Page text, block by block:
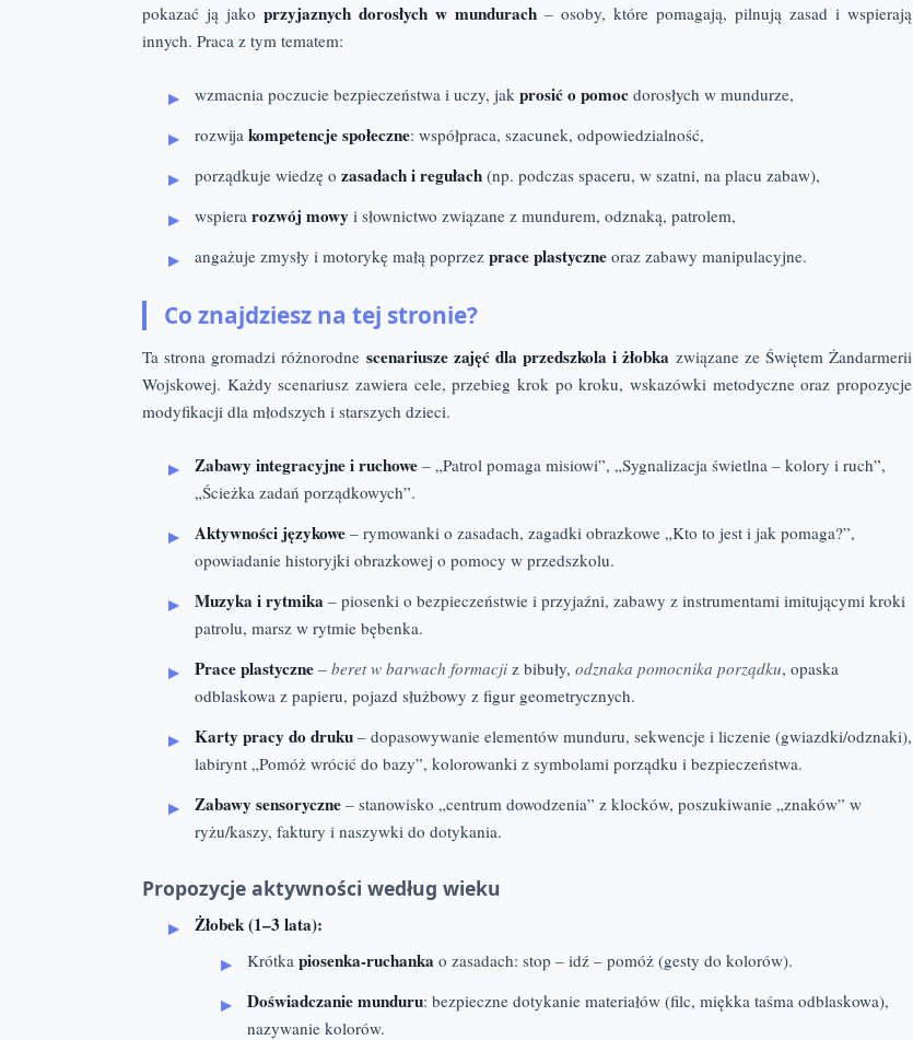
pokazać ją jako przyjaznych dorosłych w mundurach – osoby, które pomagają, pilnują zasad i wspierają
innych. Praca z tym tematem:
wzmacnia poczucie bezpieczeństwa i uczy, jak prosić o pomoc dorosłych w mundurze,
rozwija kompetencje społeczne: współpraca, szacunek, odpowiedzialność,
porządkuje wiedzę o zasadach i regułach (np. podczas spaceru, w szatni, na placu zabaw),
wspiera rozwój mowy i słownictwo związane z mundurem, odznaką, patrolem,
angażuje zmysły i motorykę małą poprzez prace plastyczne oraz zabawy manipulacyjne.
Co znajdziesz na tej stronie?
Ta strona gromadzi różnorodne scenariusze zajęć dla przedszkola i żłobka związane ze Świętem Żandarmerii
Wojskowej. Każdy scenariusz zawiera cele, przebieg krok po kroku, wskazówki metodyczne oraz propozycje
modyfikacji dla młodszych i starszych dzieci.
Zabawy integracyjne i ruchowe – „Patrol pomaga misiowi”, „Sygnalizacja świetlna – kolory i ruch”,
„Ścieżka zadań porządkowych”.
Aktywności językowe – rymowanki o zasadach, zagadki obrazkowe „Kto to jest i jak pomaga?”,
opowiadanie historyjki obrazkowej o pomocy w przedszkolu.
Muzyka i rytmika – piosenki o bezpieczeństwie i przyjaźni, zabawy z instrumentami imitującymi kroki
patrolu, marsz w rytmie bębenka.
Prace plastyczne – beret w barwach formacji z bibuły, odznaka pomocnika porządku, opaska
odblaskowa z papieru, pojazd służbowy z figur geometrycznych.
Karty pracy do druku – dopasowywanie elementów munduru, sekwencje i liczenie (gwiazdki/odznaki),
labirynt „Pomóż wrócić do bazy”, kolorowanki z symbolami porządku i bezpieczeństwa.
Zabawy sensoryczne – stanowisko „centrum dowodzenia” z klocków, poszukiwanie „znaków” w
ryżu/kaszy, faktury i naszywki do dotykania.
Propozycje aktywności według wieku
Żłobek (1–3 lata):
Krótka piosenka-ruchanka o zasadach: stop – idź – pomóż (gesty do kolorów).
Doświadczanie munduru: bezpieczne dotykanie materiałów (filc, miękka taśma odblaskowa),
nazywanie kolorów.